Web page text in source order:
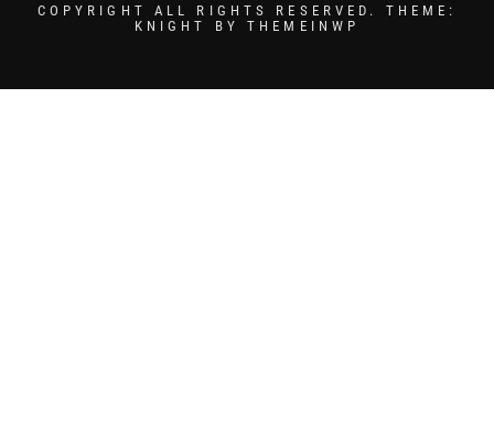
COPYRIGHT ALL RIGHTS RESERVED. THEME:
KNIGHT BYTHEMEINWP